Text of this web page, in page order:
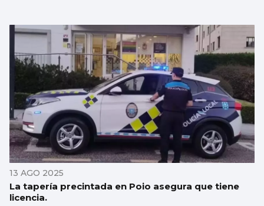
13 AGO 2025
La tapería precintada en Poio asegura que tiene
licencia.